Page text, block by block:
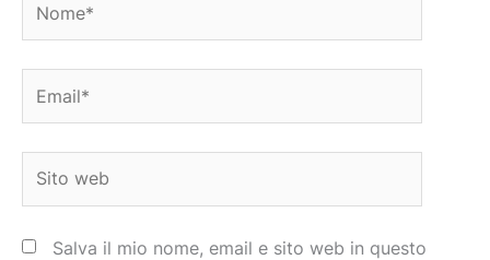
web
Salva il mio nome, email e sito web in questo